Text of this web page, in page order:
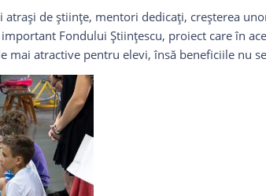
atrași de ştiinţe, mentori dedicaţi, creşterea
Fondului Ştiinţescu, proiect care în
mai atractive pentru elevi, însă beneficiile nu